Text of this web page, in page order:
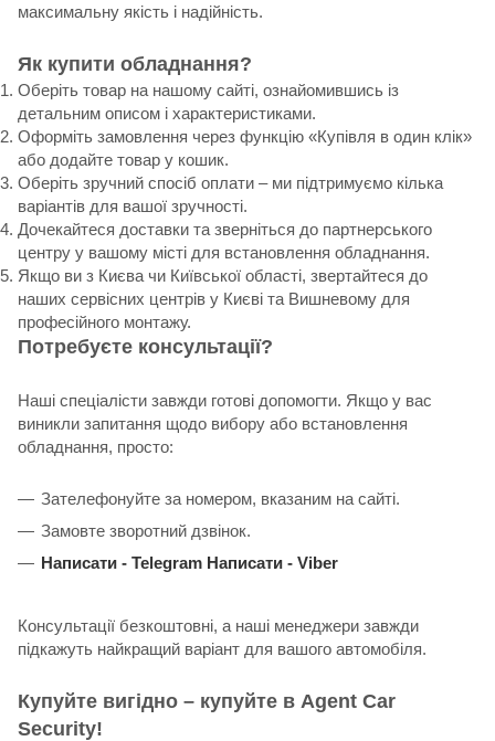
максимальну якість і надійність.
Як купити обладнання?
Оберіть товар на нашому сайті, ознайомившись із
детальним описом і характеристиками.
Оформіть замовлення через функцію «Купівля в один клік»
або додайте товар у кошик.
Оберіть зручний спосіб оплати – ми підтримуємо кілька
варіантів для вашої зручності.
Дочекайтеся доставки та зверніться до партнерського
центру у вашому місті для встановлення обладнання.
Якщо ви з Києва чи Київської області, звертайтеся до
наших сервісних центрів у Києві та Вишневому для
професійного монтажу.
Потребуєте консультації?
Наші спеціалісти завжди готові допомогти. Якщо у вас
виникли запитання щодо вибору або встановлення
обладнання, просто:
Зателефонуйте за номером, вказаним на сайті.
Замовте зворотний дзвінок.
Написати - Telegram Написати - Viber
Консультації безкоштовні, а наші менеджери завжди
підкажуть найкращий варіант для вашого автомобіля.
Купуйте вигідно – купуйте в Agent Car
Security!